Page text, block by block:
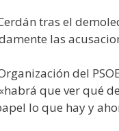
tras el
las
del
que ver qué
lo que hay y